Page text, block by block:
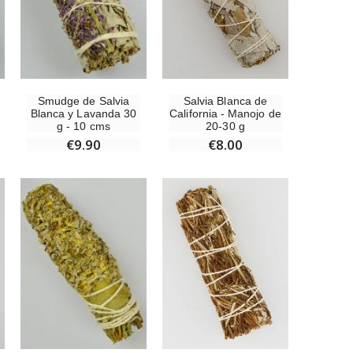
Smudge de Salvia
Blanca y Lavanda 30
g - 10 cms
€9.90
Salvia Blanca de
California - Manojo de
20-30 g
€8.00
€130.00
€5.00